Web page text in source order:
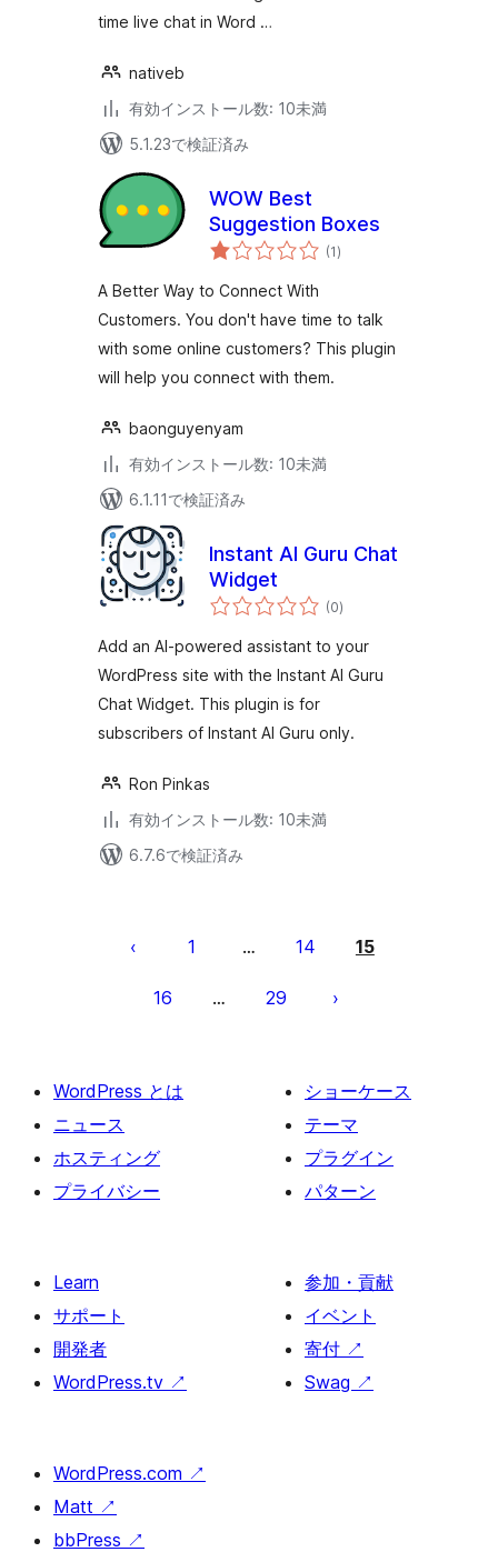
time live chat in Word …
nativeb
有効インストール数: 10未満
5.1.23で検証済み
WOW Best
Suggestion Boxes
(1個
の)
A Better Way to Connect With
Customers. You don't have time to talk
with some online customers? This plugin
will help you connect with them.
baonguyenyam
有効インストール数: 10未満
6.1.11で検証済み
Instant AI Guru Chat
Widget
(0個
の
価
)
Add an AI-powered assistant to your
WordPress site with the Instant AI Guru
Chat Widget. This plugin is for
subscribers of Instant AI Guru only.
Ron Pinkas
有効インストール数: 10未満
6.7.6で検証済み
送
り
1 … 14 15
16 … 29
WordPress とは
ニュース
ホスティング
プライバシー
ショーケース
テーマ
プラグイン
パターン
Learn
サポート
開発者
WordPress.tv ↗
参加・貢献
イベント
寄付 ↗
Swag ↗
WordPress.com ↗
Matt ↗
bbPress ↗